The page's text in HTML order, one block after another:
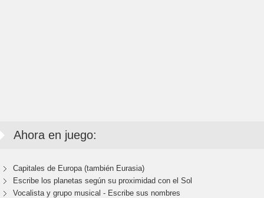
Ahora en juego:
Capitales de Europa (también Eurasia)
Escribe los planetas según su proximidad con el Sol
Vocalista y grupo musical - Escribe sus nombres